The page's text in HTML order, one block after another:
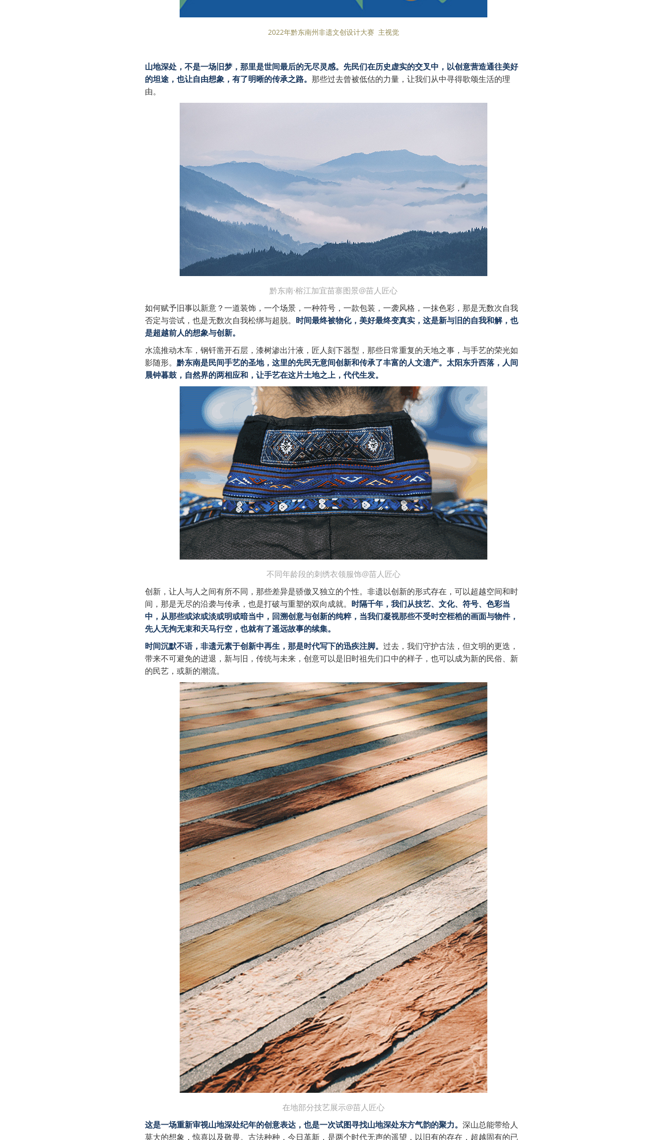
2022年黔东南州非遗文创设计大赛 主视觉
山地深处，不是一场旧梦，那里是世间最后的无尽灵感。先民们在历史虚实的交叉中，以创意营造通往美好
的坦途，也让自由想象，有了明晰的传承之路。 那些过去曾被低估的力量，让我们从中寻得歌颂生活的理
由。
黔东南·榕江加宜苗寨图景@苗人匠心
如何赋予旧事以新意？一道装饰，一个场景，一种符号，一款包装，一袭风格，一抹色彩，那是无数次自我
否定与尝试，也是无数次自我松绑与超脱。 时间最终被物化，美好最终变真实，这是新与旧的自我和解，也
是超越前人的想象与创新。
水流推动木车，钢钎凿开石层，漆树渗出汁液，匠人刻下器型，那些日常重复的天地之事，与手艺的荣光如
影随形。 黔东南是民间手艺的圣地，这里的先民无意间创新和传承了丰富的人文遗产。太阳东升西落，人间
晨钟暮鼓，自然界的两相应和，让手艺在这片土地之上，代代生发。
不同年龄段的刺绣衣领服饰@苗人匠心
创新，让人与人之间有所不同，那些差异是骄傲又独立的个性。非遗以创新的形式存在，可以超越空间和时
间，那是无尽的沿袭与传承，也是打破与重塑的双向成就。 时隔千年，我们从技艺、文化、符号、色彩当
中，从那些或浓或淡或明或暗当中，回溯创意与创新的纯粹，当我们凝视那些不受时空桎梏的画面与物件，
先人无拘无束和天马行空，也就有了遥远故事的续集。
时间沉默不语，非遗元素于创新中再生，那是时代写下的迅疾注脚。 过去，我们守护古法，但文明的更迭，
带来不可避免的进退，新与旧，传统与未来，创意可以是旧时祖先们口中的样子，也可以成为新的民俗、新
的民艺，或新的潮流。
在地部分技艺展示@苗人匠心
这是一场重新审视山地深处纪年的创意表达，也是一次试图寻找山地深处东方气韵的聚力。 深山总能带给人
莫大的想象，惊喜以及敬畏。古法种种，今日革新，是两个时代无声的遥望，以旧有的存在，超越固有的已